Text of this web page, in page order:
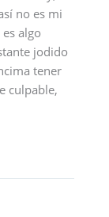
no es mi
algo
jodido
tener
culpable,